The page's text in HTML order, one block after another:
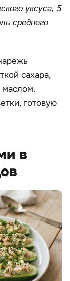
уксуса, 5
среднего
сахара,
маслом.
готовую
в